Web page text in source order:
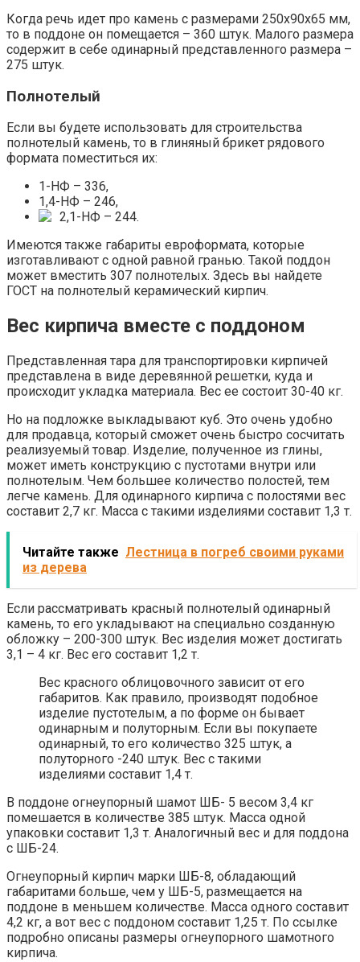
Когда речь идет про камень с размерами 250х90х65 мм,
то в поддоне он помещается – 360 штук. Малого размера
содержит в себе одинарный представленного размера –
275 штук.
Полнотелый
Если вы будете использовать для строительства
полнотелый камень, то в глиняный брикет рядового
формата поместиться их:
1-НФ – 336,
1,4-НФ – 246,
2,1-НФ – 244.
Имеются также габариты евроформата, которые
изготавливают с одной равной гранью. Такой поддон
может вместить 307 полнотелых. Здесь вы найдете
ГОСТ на полнотелый керамический кирпич.
Вес кирпича вместе с поддоном
Представленная тара для транспортировки кирпичей
представлена в виде деревянной решетки, куда и
происходит укладка материала. Вес ее состоит 30-40 кг.
Но на подложке выкладывают куб. Это очень удобно
для продавца, который сможет очень быстро сосчитать
реализуемый товар. Изделие, полученное из глины,
может иметь конструкцию с пустотами внутри или
полнотелым. Чем большее количество полостей, тем
легче камень. Для одинарного кирпича с полостями вес
составит 2,7 кг. Масса с такими изделиями составит 1,3 т.
Читайте также Лестница в погреб своими руками
из дерева
Если рассматривать красный полнотелый одинарный
камень, то его укладывают на специально созданную
обложку – 200-300 штук. Вес изделия может достигать
3,1 – 4 кг. Вес его составит 1,2 т.
Вес красного облицовочного зависит от его
габаритов. Как правило, производят подобное
изделие пустотелым, а по форме он бывает
одинарным и полуторным. Если вы покупаете
одинарный, то его количество 325 штук, а
полуторного -240 штук. Вес с такими
изделиями составит 1,4 т.
В поддоне огнеупорный шамот ШБ- 5 весом 3,4 кг
помешается в количестве 385 штук. Масса одной
упаковки составит 1,3 т. Аналогичный вес и для поддона
с ШБ-24.
Огнеупорный кирпич марки ШБ-8, обладающий
габаритами больше, чем у ШБ-5, размещается на
поддоне в меньшем количестве. Масса одного составит
4,2 кг, а вот вес с поддоном составит 1,25 т. По ссылке
подробно описаны размеры огнеупорного шамотного
кирпича.